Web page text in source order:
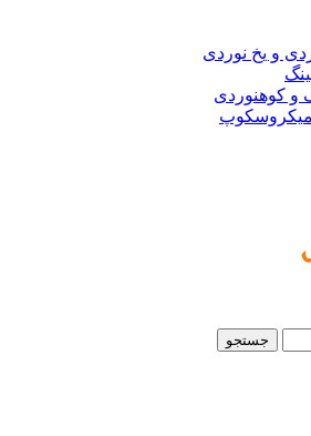
و یخ نوردی
و کوهنوردی
میکروسکوپ
جستجو